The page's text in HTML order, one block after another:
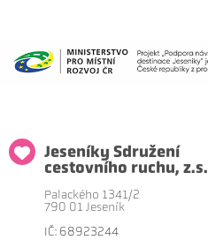
Jeseníky Sdružení
cestovního ruchu, z.s.
Palackého 1341/2
790 01 Jeseník
IČ: 68923244